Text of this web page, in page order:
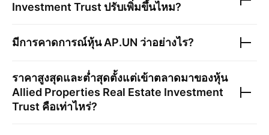
Investment Trust ปรับเพิ่มขึ้นไหม?
มีการคาดการณ์หุ้นAP.UN ว่าอย่างไร?
ราคาสูงสุดและต่ำสุดตั้งแต่เข้าตลาดมาของหุ้น
Allied Properties Real Estate Investment
Trust คือเท่าไหร่?